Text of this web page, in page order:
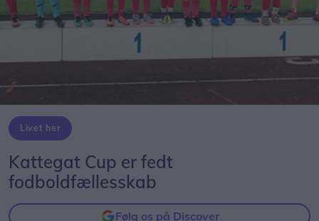
Livet her
Kattegat Cup er fedt
fodboldfællesskab
Følg os på Discover